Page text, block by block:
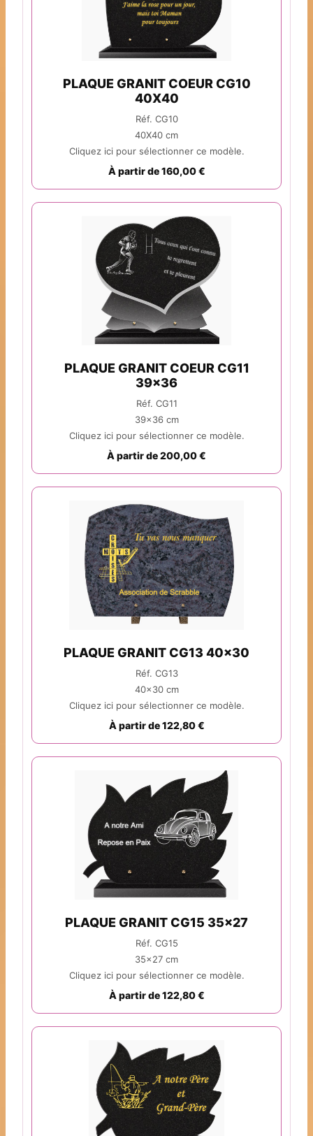
PLAQUE GRANIT COEUR CG10
40X40
Réf. CG10
40X40 cm
Cliquez ici pour sélectionner ce modèle.
À partir de 160,00 €
PLAQUE GRANIT COEUR CG11
39x36
Réf. CG11
39x36 cm
Cliquez ici pour sélectionner ce modèle.
À partir de 200,00 €
PLAQUE GRANIT CG13 40x30
Réf. CG13
40x30 cm
Cliquez ici pour sélectionner ce modèle.
À partir de 122,80 €
PLAQUE GRANIT CG15 35x27
Réf. CG15
35x27 cm
Cliquez ici pour sélectionner ce modèle.
À partir de 122,80 €